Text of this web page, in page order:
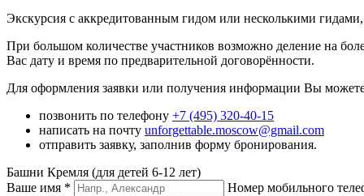
Экскурсия с аккредитованным гидом или несколькими
При большом количестве участников возможно деление на
Вас дату и время по предварительной договорённости.
Для оформления заявки или получения информации Вы
позвонить по телефону +7 (495) 320-40-15
написать на почту unforgettable.moscow@gmail.com
отправить заявку, заполнив форму бронирования.
Башни Кремля (для детей 6-12 лет)
Ваше имя *
Номер мобильного